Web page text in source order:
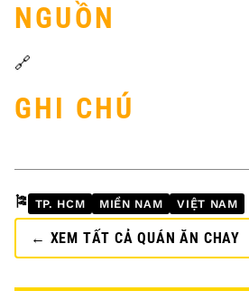
NGUỒN
🔗
GHI CHÚ
🎏 TP. HCM MIỀN NAM VIỆT NAM
← XEM TẤT CẢ QUÁN ĂN CHAY